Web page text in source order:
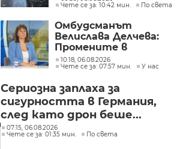
пътищата в страната
Чете се за: 10:42 мин.
По света
Омбудсманът
Велислава Делчева:
Промените в
трудовото
законодателство не
през бюджета
10:18, 06.08.2026
Чете се за: 07:57 мин.
У нас
Сериозна заплаха за
сигурността в Германия,
след като дрон беше...
07:15, 06.08.2026
Чете се за: 01:35 мин.
По света